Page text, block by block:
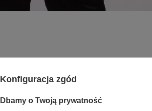
Konfiguracja zgód
Dbamy o Twoją prywatność